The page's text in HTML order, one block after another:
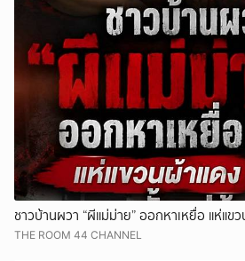
ชาวบ้านผวา “ผีแม่ม่าย” ออกหาเหยื่อ แห่แข
THE ROOM 44 CHANNEL